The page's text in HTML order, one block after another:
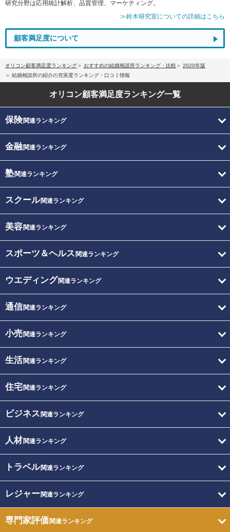
研究分野は応用統計解析、品質管理、マーケティング。
≫鈴木研究室についての詳細はこちら
顧客満足度について
オリコン顧客満足度ランキング おすすめの結婚相談所ランキング・比較
2020年版
結婚相談所の紹介の充実度ランキング・口コミ情報
オリコン顧客満足度ランキング一覧
保険関連ランキング
金融関連ランキング
塾関連ランキング
スクール関連ランキング
美容関連ランキング
スポーツ＆ヘルス 関連ランキング
ウエディング関連ランキング
通信関連ランキング
小売関連ランキング
生活関連ランキング
住宅関連ランキング
ビジネス 関連ランキング
人材関連ランキング
トラベル関連ランキング
レジャー関連ランキング
専門家評価関連ランキング